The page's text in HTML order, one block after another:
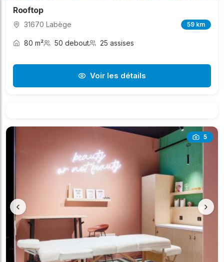
Rooftop
31670 Labège 59 km
80 m² 50 debout 25 assises
Voir les détails
5
‹ ›